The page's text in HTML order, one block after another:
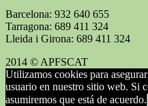
Barcelona: 932 640 655
Tarragona: 689 411 324
Lleida i Girona: 689 411 324
2014 © APFSCAT
Utilizamos cookies para
usuario en nuestro sitio web. Si
asumiremos que está de acuerdo.